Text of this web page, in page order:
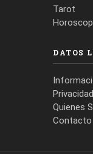
Tarot
DATOS
Privacidad
Quienes
Contacto